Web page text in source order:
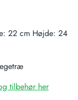
22 cm Højde: 24
tilbehør her